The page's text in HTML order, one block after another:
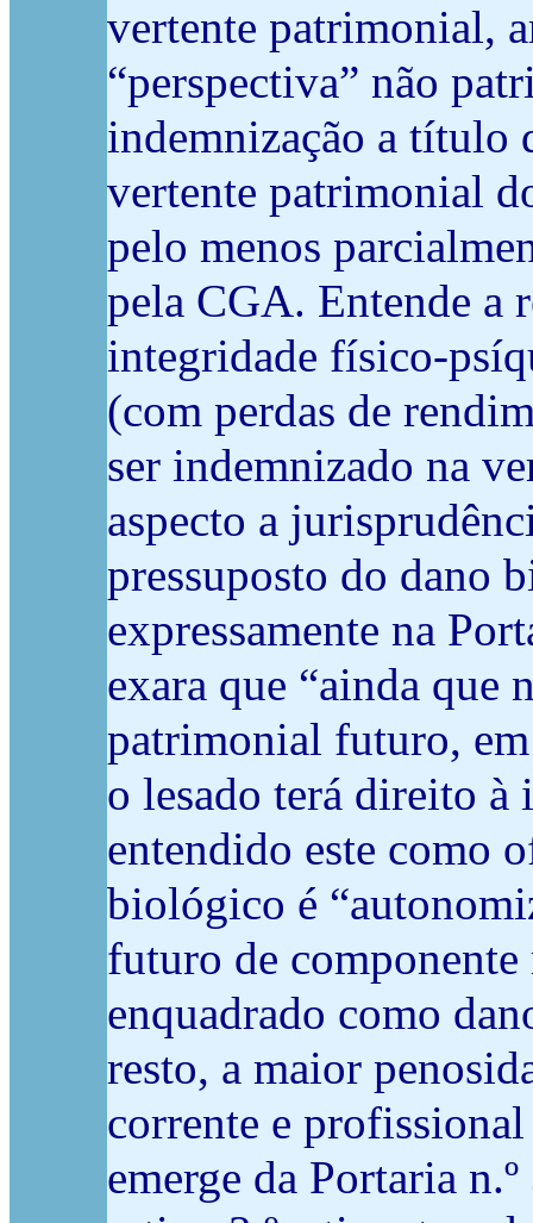
vertente patrimonial,
“perspectiva” não
indemnização a título
vertente patrimonial
pelo menos
pela CGA. Entende a
integridade físico-
(com perdas de
ser indemnizado na
aspecto a
pressuposto do dano
expressamente na
exara que “ainda que
patrimonial futuro, em
o lesado terá direito à
entendido este como
biológico é
futuro de
enquadrado como
resto, a maior
corrente e
emerge da Portaria